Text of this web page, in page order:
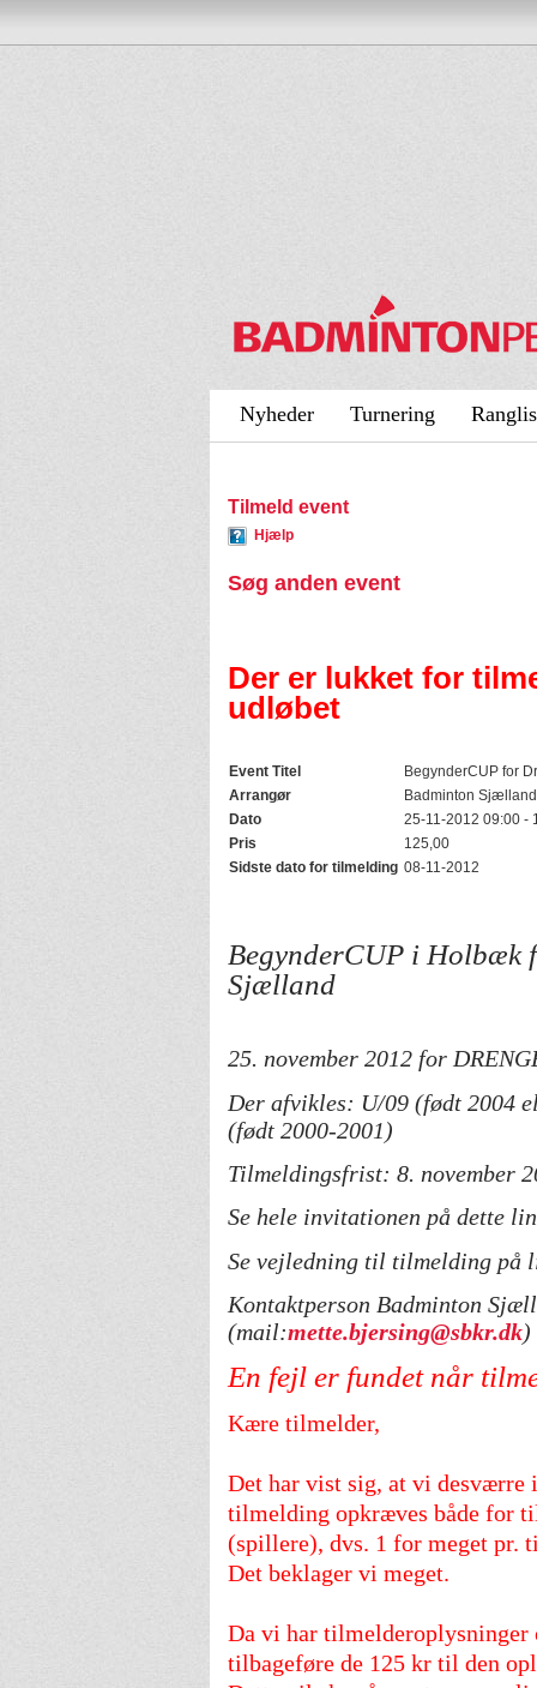
Nyheder Turnering
Tilmeld event
Hjælp
Søg anden event
Der er lukket for
udløbet
Event Titel
BegynderCUP for
Arrangør
Badminton Sjælland
Dato
25-11-2012 09:00 -
Pris
125,00
Sidste dato for tilmelding 08-11-2012
BegynderCUP i Holbæk
Sjælland
25. november 2012 for
Der afvikles: U/09 (født 2004
(født 2000-2001)
Tilmeldingsfrist: 8. november
Se hele invitationen på dette
Se vejledning til tilmelding på
Kontaktperson Badminton
(mail:mette.bjersing@sbkr.dk)
En fejl er fundet når
Kære tilmelder,
Det har vist sig, at vi desværre
tilmelding opkræves både for
(spillere), dvs. 1 for meget pr.
Det beklager vi meget.
Da vi har
tilbageføre de 125 kr til den